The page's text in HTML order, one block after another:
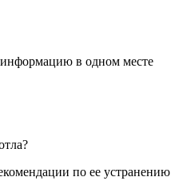
в одном месте
по ее устранению